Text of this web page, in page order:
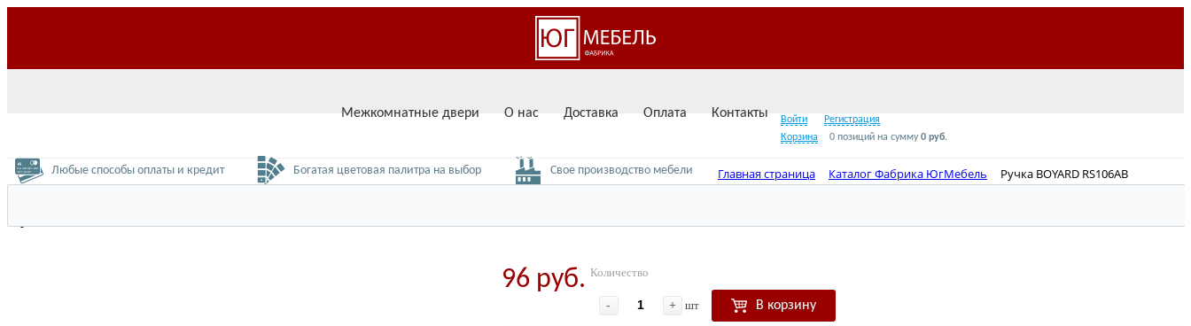
Межкомнатные двери О нас Доставка Оплата Контакты Войти
Регистрация
Корзина
0 позиций на сумму0 руб.
Любые способы оплаты и кредит Богатая цветовая палитра на выбор Свое производство мебели Главная страница Каталог Фабрика ЮгМебель Ручка BOYARD RS106AB
96 руб. Количество
- + шт В корзину